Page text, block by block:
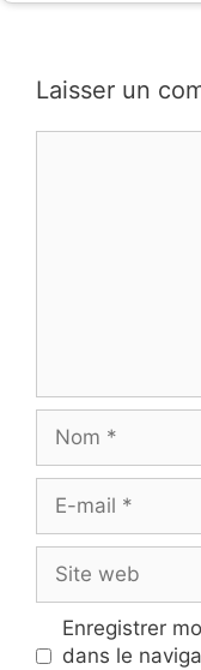
Laisser un
mail
web
Enregistrer
dans le